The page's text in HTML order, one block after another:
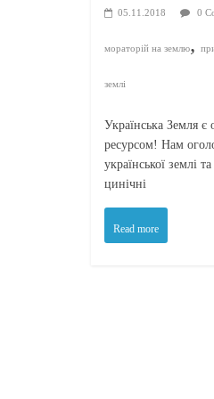
05.11.2018 0
мораторій на землю,
землі
Українська Земля є
ресурсом! Нам
української землі
цинічні
Read more